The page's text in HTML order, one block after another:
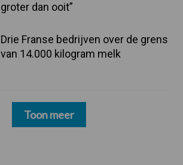
groter dan ooit”
Drie Franse bedrijven over de grens
van 14.000 kilogram melk
Toon meer